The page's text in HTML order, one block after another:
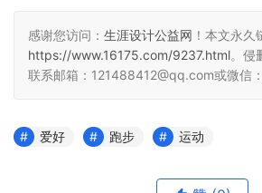
感谢您访问： 生涯设计公益网 ！本文永久
https://www.16175.com/9237.html。侵
联系邮箱：121488412@qq.com或微信
爱好 跑步 运动